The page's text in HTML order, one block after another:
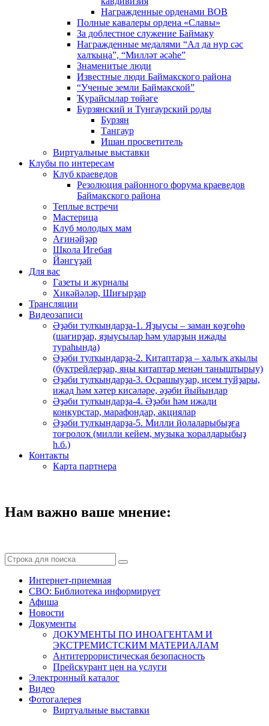
Награжденные орденами ВОВ
Полные кавалеры ордена «Славы»
За доблестное служение Баймаку
Награжденные медалями “Ал да нур сәс
халҡыңа”, “Милләт әсәһе”
Знаменитые люди
Известные люди Баймакского района
“Ученые земли Баймакской”
Ҡурайсылар төйәге
Бурзянский и Тунгаурский роды
Бурзян
Тангаур
Ишан просветитель
Виртуальные выставки
Клубы по интересам
Клуб краеведов
Резолюция районного форума краеведов
Баймакского района
Теплые встречи
Мастерица
Клуб молодых мам
Ағинәйҙәр
Школа Игебая
Йәнгүҙәй
Для вас
Газеты и журналы
Хикәйәләр, Шиғырҙар
Трансляции
Видеозаписи
Әҙәби тулҡындарҙа-1. Яҙыусы – заман көҙгөһө
(шағирҙар, яҙыусылар һәм уларҙың ижады
тураһында)
Әҙәби тулҡындарҙа-2. Китаптарҙа – халыҡ аҡылы
(буктрейлерҙар, яңы китаптар менән таныштырыу)
Әҙәби тулҡындарҙа-3. Осрашыуҙар, исем туйҙары,
ижад һәм хәтер кисәләре, әҙәби йыйындар
Әҙәби тулҡындарҙа-4. Әҙәби һәм ижади
конкурстар, марафондар, акциялар
Әҙәби тулҡындарҙа-5. Милли йолаларыбыҙға
тоғролоҡ (милли кейем, музыка ҡоралдарыбыҙ
һ.б.)
Контакты
Карта партнера
Нам важно ваше мнение:
Интернет-приемная
СВО: Библиотека информирует
Афиша
Новости
Документы
ДОКУМЕНТЫ ПО ИНОАГЕНТАМ И
ЭКСТРЕМИСТСКИМ МАТЕРИАЛАМ
Антитеррористическая безопасность
Прейскурант цен на услуги
Электронный каталог
Видео
Фотогалерея
Виртуальные выставки